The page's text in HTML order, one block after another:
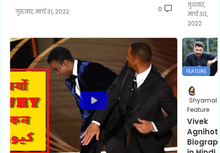
गुरुवार, मार्च 31, 2022 0
बुधवार,
मार्च 30,
2022
FEATURE
Shyamal
Feature
Vivek